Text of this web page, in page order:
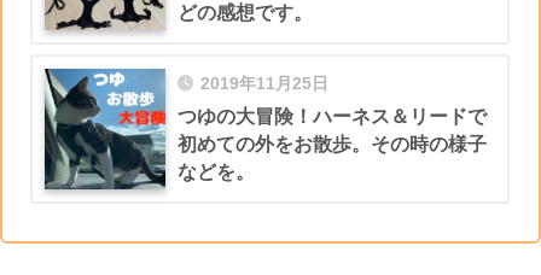
どの感想です。
2019年11月25日
つゆの大冒険！ハーネス＆リードで
初めての外をお散歩。その時の様子
などを。